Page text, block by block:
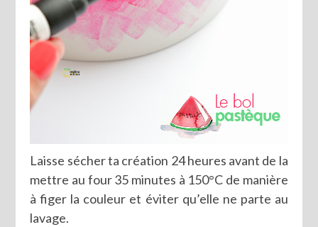
Laisse sécher ta création 24 heures avant de la
mettre au four 35 minutes à 150°C de manière
à figer la couleur et éviter qu’elle ne parte au
lavage.